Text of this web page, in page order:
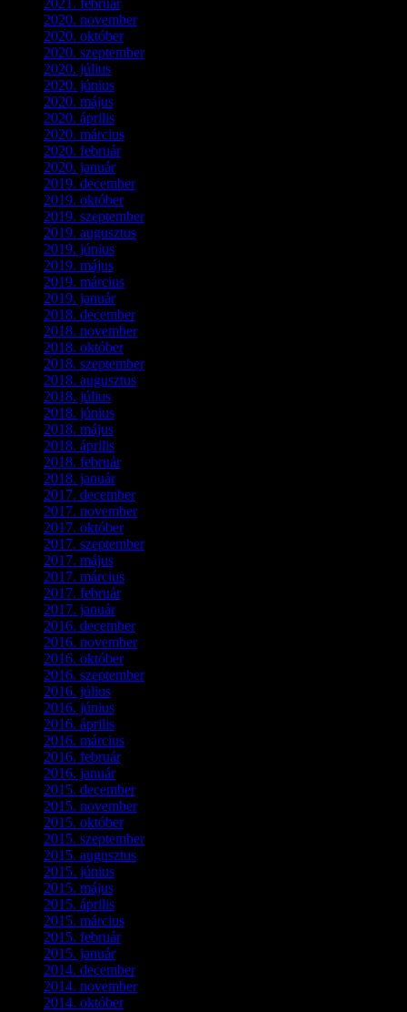
2021. február(4)
2020. november(4)
2020. október(4)
2020. szeptember(1)
2020. július
2020. június
2020. május
2020. április
2020. március
2020. február(6)
2020. január(1)
2019. december(4)
2019. október(3)
2019. szeptember(2)
2019. augusztus
2019. június
2019. május
2019. március
2019. január(1)
2018. december(3)
2018. november(1)
2018. október(1)
2018. szeptember(1)
2018. augusztus
2018. július
2018. június
2018. május
2018. április
2018. február(2)
2018. január(2)
2017. december(4)
2017. november(3)
2017. október(4)
2017. szeptember(1)
2017. május
2017. március
2017. február(1)
2017. január(2)
2016. december(1)
2016. november(1)
2016. október(6)
2016. szeptember(5)
2016. július
2016. június
2016. április
2016. március
2016. február(3)
2016. január(2)
2015. december(1)
2015. november(4)
2015. október(4)
2015. szeptember(5)
2015. augusztus
2015. június
2015. május
2015. április
2015. március
2015. február(2)
2015. január(5)
2014. december(4)
2014. november(1)
2014. október(2)